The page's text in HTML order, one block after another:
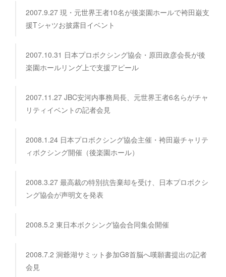
2007.9.27 現・元世界王者10名が後楽園ホールで袴田巌支
援Tシャツお披露目イベント
2007.10.31 日本プロボクシング協会・原田政彦会長が後
楽園ホールリング上で支援アピール
2007.11.27 JBC安河内事務局長、元世界王者6名らがチャ
リティイベントの記者会見
2008.1.24 日本プロボクシング協会主催・袴田巌チャリテ
ィボクシング開催（後楽園ホール）
2008.3.27 最高裁の特別抗告棄却を受け、日本プロボクシ
ング協会が声明文を発表
2008.5.2 東日本ボクシング協会合同集会開催
2008.7.2 洞爺湖サミット参加G8首脳へ嘆願書提出の記者
会見